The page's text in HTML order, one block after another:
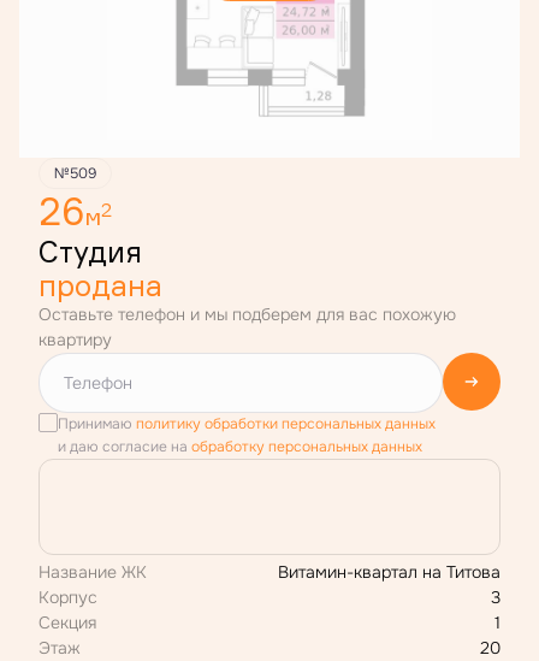
№509
26м2
Студия
продана
Оставьте телефон и мы подберем для вас похожую
квартиру
Принимаю политику обработки персональных данных
и даю согласие на обработку персональных данных
Название ЖК
Витамин-квартал на Титова
Корпус
3
Секция
1
Этаж
20